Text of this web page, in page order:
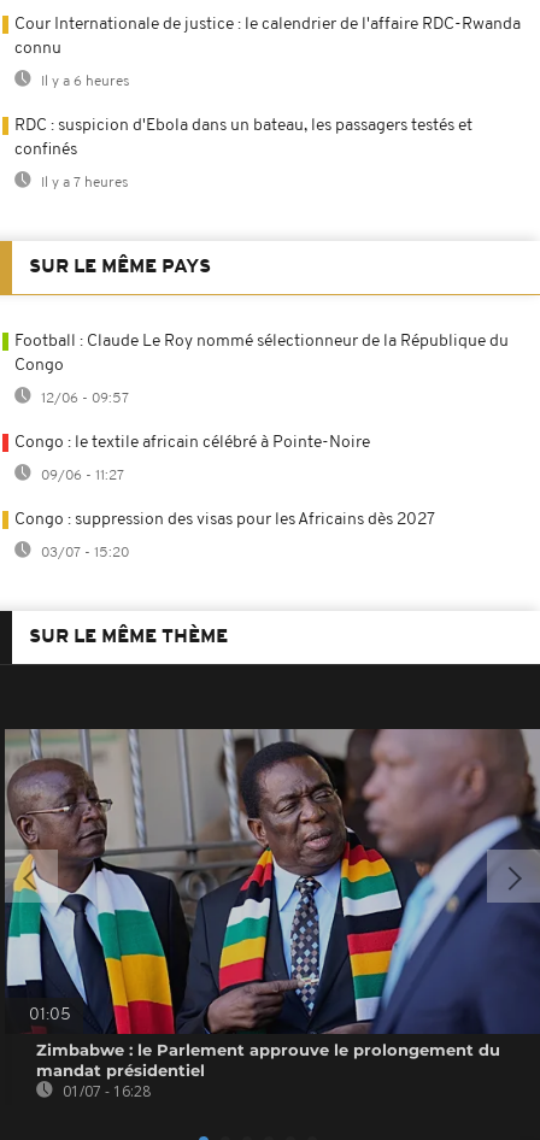
Cour Internationale de justice : le calendrier de l'affaire RDC-Rwanda
connu
Il y a 6 heures
RDC : suspicion d'Ebola dans un bateau, les passagers testés et
confinés
Il y a 7 heures
SUR LE MÊME PAYS
Football : Claude Le Roy nommé sélectionneur de la République du
Congo
12/06 - 09:57
Congo : le textile africain célébré à Pointe-Noire
09/06 - 11:27
Congo : suppression des visas pour les Africains dès 2027
03/07 - 15:20
SUR LE MÊME THÈME
01:05
Zimbabwe : le Parlement approuve le prolongement du
mandat présidentiel
01/07 - 16:28